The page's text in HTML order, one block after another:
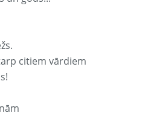
citiem vārdiem